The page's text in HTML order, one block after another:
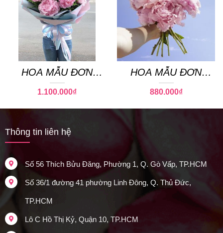
HOA MẪU ĐƠN
PEONY 18
1.100.000₫
HOA MẪU ĐƠN
PEONY 17
880.000₫
Thông tin liên hệ
Số 56 Thích Bửu Đăng, Phường 1, Q. Gò Vấp, TP.HCM
Số 36/1 đường 41 phường Linh Đông, Q. Thủ Đức,
TP.HCM
Lô C Hồ Thị Kỷ, Quận 10, TP.HCM